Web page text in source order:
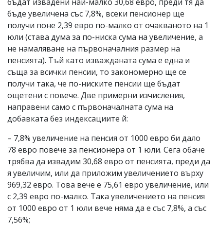
бъде увеличена със 7,8%, всеки пенсионер ще
получи поне 2,39 евро по-малко от очакваното на 1
юли (става дума за по-ниска сума на увеличение, а
не намаляване на първоначалния размер на
пенсията). Тъй като изважданата сума е една и
съща за всички пенсии, то закономерно ще се
получи така, че по-ниските пенсии ще бъдат
ощетени с повече. Две примерни изчисления,
направени само с първоначалната сума на
добавката без индексациите й:
– 7,8% увеличение на пенсия от 1000 евро би дало
78 евро повече за пенсионера от 1 юли. Сега обаче
трябва да извадим 30,68 евро от пенсията, преди да
я увеличим, или да приложим увеличението върху
969,32 евро. Това вече е 75,61 евро увеличение, или
с 2,39 евро по-малко. Така увеличението на пенсия
от 1000 евро от 1 юли вече няма да е със 7,8%, а със
7,56%;